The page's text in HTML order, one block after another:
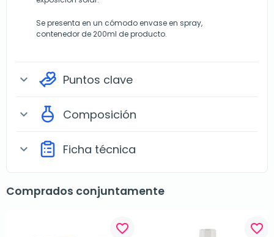
Se presenta en un cómodo envase en spray,
contenedor de 200ml de producto.
expand_more Puntos clave
expand_more Composición
expand_more Ficha técnica
Comprados conjuntamente
favorite_border favorite_border